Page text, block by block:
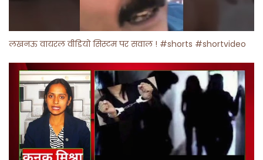
लखनऊ वायरल वीडियो सिस्टम पर सवाल ! #shorts #shortvideo